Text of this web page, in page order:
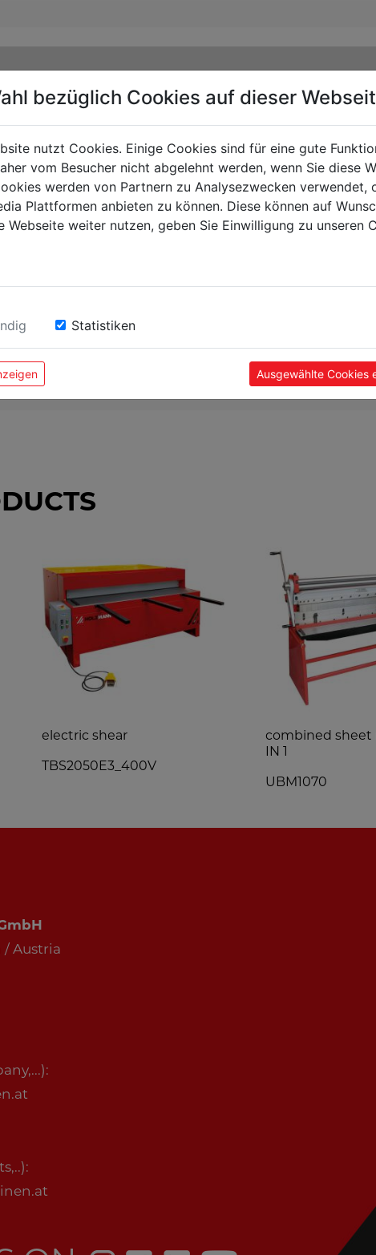
electric shear
TBS2050E3_400V
combined sheet
IN 1
UBM1070
/ Austria
bezüglich Cookies auf dieser
nutzt Cookies. Einige Cookies sind für eine gute
vom Besucher nicht abgelehnt werden, wenn Sie diese
werden von Partnern zu Analysezwecken verwendet,
Plattformen anbieten zu können. Diese können auf
Webseite weiter nutzen, geben Sie Einwilligung zu unseren
Statistiken
Ausgewählte Cookies